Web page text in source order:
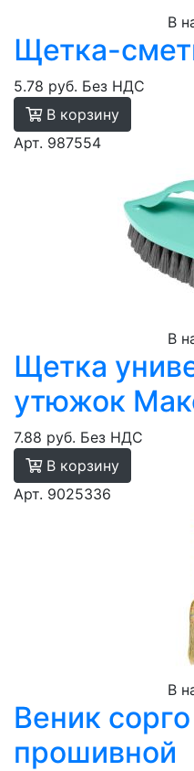
В
Щетка-
5.78 руб. Без НДС
В корзину
Арт. 987554
В
Щетка
утюжок
7.88 руб. Без НДС
В корзину
Арт. 9025336
В
Веник
прошивной